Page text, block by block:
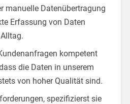
manuelle Datenübertragung
Erfassung von Daten
kompetent
die Daten in unserem
von hoher Qualität sind.
spezifizierst sie